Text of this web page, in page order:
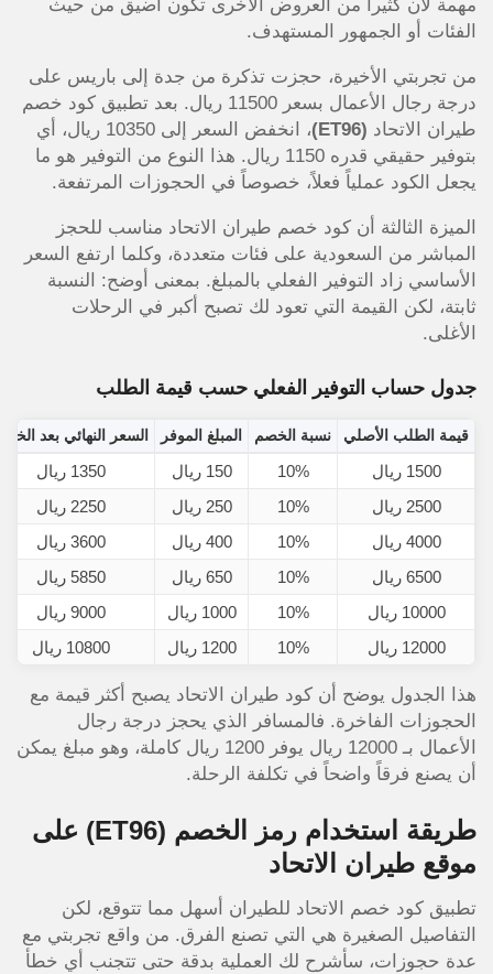
مهمة لأن كثيراً من العروض الأخرى تكون أضيق من حيث
الفئات أو الجمهور المستهدف.
من تجربتي الأخيرة، حجزت تذكرة من جدة إلى باريس على
درجة رجال الأعمال بسعر 11500 ريال. بعد تطبيق كود خصم
طيران الاتحاد (ET96)
، انخفض السعر إلى 10350 ريال، أي
بتوفير حقيقي قدره 1150 ريال. هذا النوع من التوفير هو ما
يجعل الكود عملياً فعلاً، خصوصاً في الحجوزات المرتفعة.
الميزة الثالثة أن كود خصم طيران الاتحاد مناسب للحجز
المباشر من السعودية على فئات متعددة، وكلما ارتفع السعر
الأساسي زاد التوفير الفعلي بالمبلغ. بمعنى أوضح: النسبة
ثابتة، لكن القيمة التي تعود لك تصبح أكبر في الرحلات
الأغلى.
جدول حساب التوفير الفعلي حسب قيمة الطلب
قيمة الطلب الأصلي نسبة الخصم المبلغ الموفر السعر النهائي بعد
1500 ريال 10% 150 ريال
1350 ريال
2500 ريال
10% 250 ريال
2250 ريال
4000 ريال
10% 400 ريال
3600 ريال
6500 ريال
10% 650 ريال
5850 ريال
10000 ريال
10% 1000 ريال
9000 ريال
12000 ريال
10% 1200 ريال 10800 ريال
هذا الجدول يوضح أن كود طيران الاتحاد يصبح أكثر قيمة مع
الحجوزات الفاخرة. فالمسافر الذي يحجز درجة رجال
الأعمال بـ 12000 ريال يوفر 1200 ريال كاملة، وهو مبلغ يمكن
أن يصنع فرقاً واضحاً في تكلفة الرحلة.
طريقة استخدام رمز الخصم (ET96)
على
موقع طيران الاتحاد
تطبيق كود خصم الاتحاد للطيران أسهل مما تتوقع، لكن
التفاصيل الصغيرة هي التي تصنع الفرق. من واقع تجربتي مع
عدة حجوزات، سأشرح لك العملية بدقة حتى تتجنب أي خطأ